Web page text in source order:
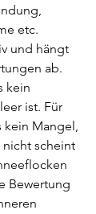
etc.
und hängt
ab.
kein
ist. Für
kein Mangel,
scheint
Bewertung